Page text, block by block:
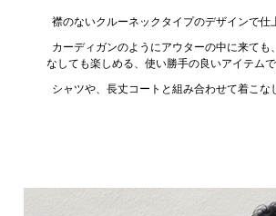
襟のないクルーネックタイプのデザインで仕
カーディガンのようにアウターの中に来て
なしても楽しめる、使い勝手の良いアイテムで
シャツや、長丈コートと組み合わせて着こな